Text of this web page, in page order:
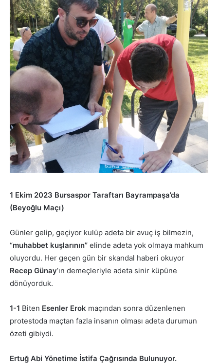
1 Ekim 2023 Bursaspor Taraftarı Bayrampaşa’da
(Beyoğlu Maçı)
Günler gelip, geçiyor kulüp adeta bir avuç iş bilmezin,
“muhabbet kuşlarının” elinde adeta yok olmaya mahkum
oluyordu. Her geçen gün bir skandal haberi okuyor
Recep Günay’ın demeçleriyle adeta sinir küpüne
dönüyorduk.
1-1 Biten Esenler Erok maçından sonra düzenlenen
protestoda maçtan fazla insanın olması adeta durumun
özeti gibiydi.
Ertuğ Abi Yönetime İstifa Çağrısında Bulunuyor.